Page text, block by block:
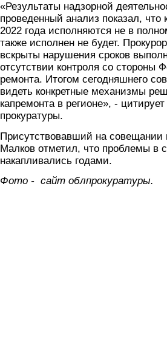
«Результаты надзорной
проведенный анализ показал, что
2022 года исполняются не в
также исполнен не будет.
вскрыты нарушения сроков
отсутствии контроля со стороны
ремонта. Итогом сегодняшнего
видеть конкретные механизмы
капремонта в регионе», -
прокуратуры.
Присутствовавший на совещании
Малков отметил, что проблемы в
накапливались годами.
Фото - сайт облпрокуратуры.